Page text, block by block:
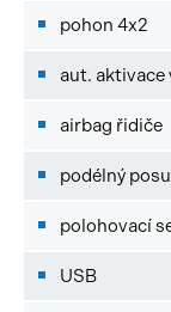
pohon 4x2
aut.
airbag řidiče
podélný
polohovací
USB